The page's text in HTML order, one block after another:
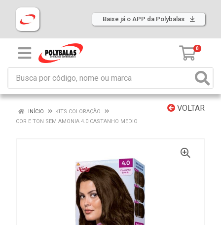
Baixe já o APP da Polybalas
0
VOLTAR
INÍCIO
KITS COLORAÇÃO
COR E TON SEM AMONIA 4.0 CASTANHO MEDIO